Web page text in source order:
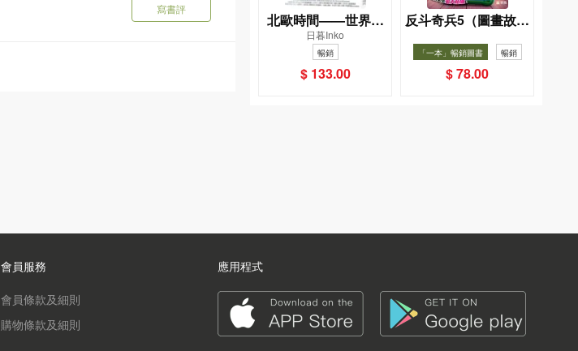
寫書評
北歐時間——世界第
一幸福國度教會我的
事
日暮Inko
暢銷
$ 133.00
反斗奇兵5（圖畫故事
版）
「一本」暢銷圖書 暢銷
$ 78.00
會員服務
會員條款及細則
購物條款及細則
應用程式